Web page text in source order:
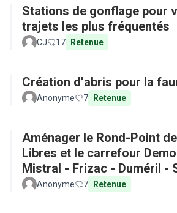
Stations de gonflage pour
trajets les plus fréquentés
CJ 17 Retenue
Création d’abris pour la
Anonyme 7 Retenue
Aménager le Rond-Point
Libres et le carrefour
Mistral - Frizac - Duméril -
Anonyme 7 Retenue